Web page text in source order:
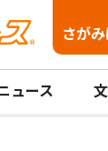
さが
ュース